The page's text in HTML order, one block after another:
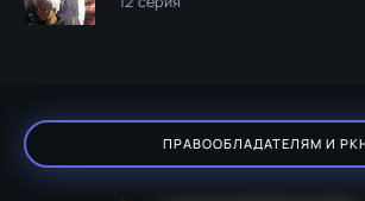
ПРАВООБЛАДАТЕЛЯМ И